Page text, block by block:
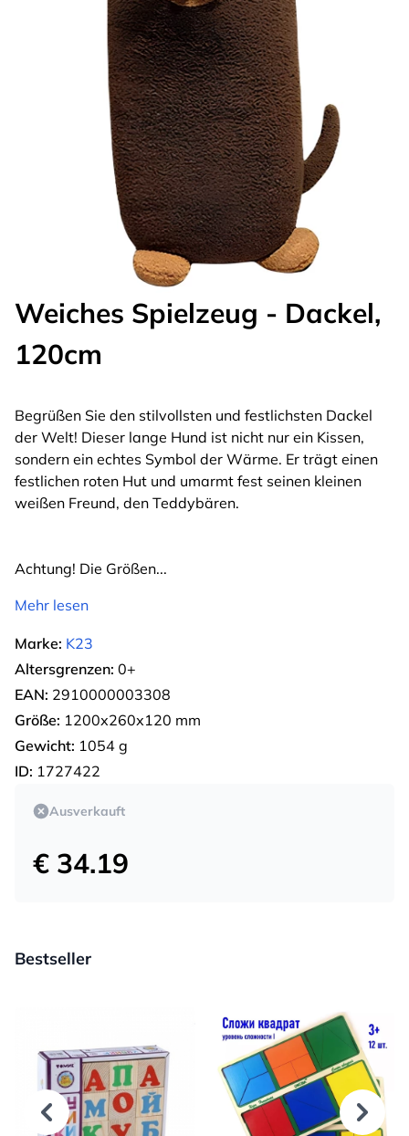
Weiches Spielzeug - Dackel,
120cm
Begrüßen Sie den stilvollsten und festlichsten Dackel
der Welt! Dieser lange Hund ist nicht nur ein Kissen,
sondern ein echtes Symbol der Wärme. Er trägt einen
festlichen roten Hut und umarmt fest seinen kleinen
weißen Freund, den Teddybären.
Achtung! Die Größen...
Mehr lesen
Marke: K23
Altersgrenzen: 0+
EAN: 2910000003308
Größe: 1200х260х120 mm
Gewicht: 1054 g
ID: 1727422
Ausverkauft
€ 34.19
Bestseller